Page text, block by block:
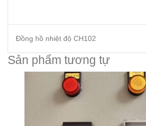
Đồng hồ nhiệt độ CH102
Sản phẩm tương tự